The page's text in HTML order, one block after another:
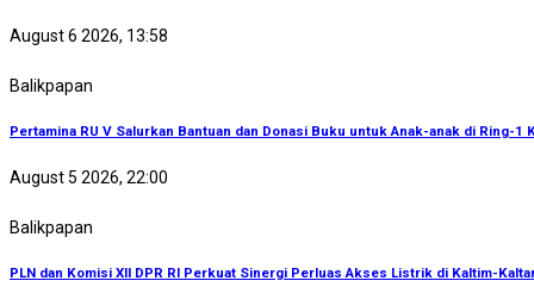
August 6 2026, 13:58
Balikpapan
Pertamina RU V Salurkan Bantuan dan Donasi Buku untuk Anak-anak di Ring-1
August 5 2026, 22:00
Balikpapan
PLN dan Komisi XII DPR RI Perkuat Sinergi Perluas Akses Listrik di Kaltim-